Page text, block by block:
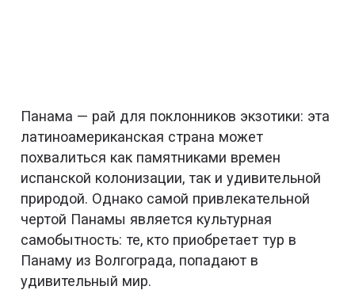
Панама — рай для поклонников экзотики: эта
латиноамериканская страна может
похвалиться как памятниками времен
испанской колонизации, так и удивительной
природой. Однако самой привлекательной
чертой Панамы является культурная
самобытность: те, кто приобретает тур в
Панаму из Волгограда, попадают в
удивительный мир.